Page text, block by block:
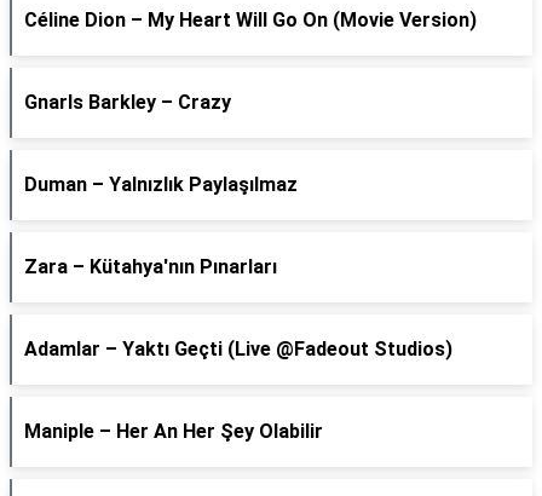
Céline Dion – My Heart Will Go On (Movie Version)
Gnarls Barkley – Crazy
Duman – Yalnızlık Paylaşılmaz
Zara – Kütahya'nın Pınarları
Adamlar – Yaktı Geçti (Live @Fadeout Studios)
Maniple – Her An Her Şey Olabilir